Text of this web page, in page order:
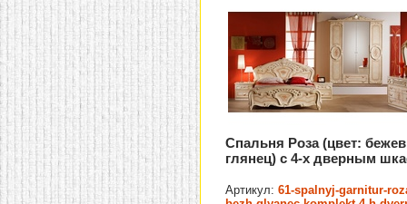
Спальня Роза (цвет:
глянец) с 4-х дверным
Артикул:61-spalnyj-garnitur-